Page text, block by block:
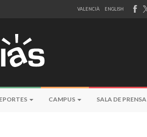
VALENCIÀ ENGLISH
CAMPUS SALA DE PRENSA